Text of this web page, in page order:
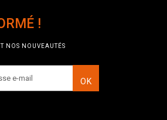
!
NOS NOUVEAUTÉS
OK